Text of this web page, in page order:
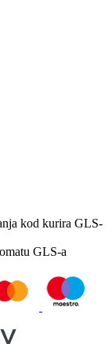
kod kurira GLS-
GLS-a